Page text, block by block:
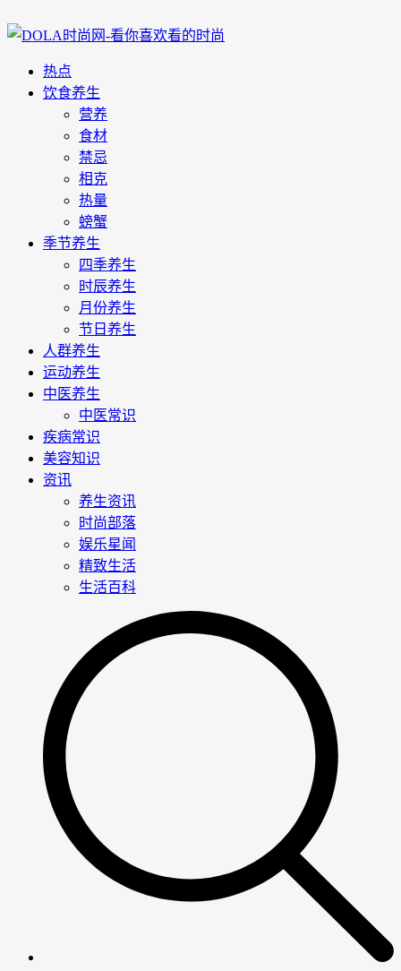
热点
饮食养生
营养
食材
禁忌
相克
热量
螃蟹
季节养生
四季养生
时辰养生
月份养生
节日养生
人群养生
运动养生
中医养生
中医常识
疾病常识
美容知识
资讯
养生资讯
时尚部落
娱乐星闻
精致生活
生活百科